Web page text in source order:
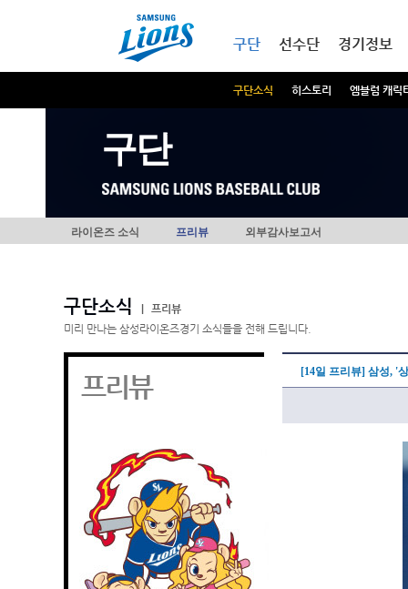
구단
구단소식 히스토리 엠블럼 캐릭
선수단 경기정보
구단
라이온즈 소식 프리뷰 외부감사보고서
구단소식
프리뷰
미리 만나는 삼성라이온즈경기 소식들을 전해 드립니다.
프리뷰 [14일 프리뷰] 삼성, '